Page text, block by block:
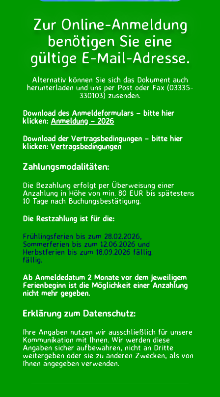
Zur Online-Anmeldung
benötigen Sie eine
gültige E-Mail-Adresse.
Alternativ können Sie sich das Dokument auch
herunterladen und uns per Post oder Fax (03335-
330103) zusenden.
Download des Anmeldeformulars – bitte hier
klicken: Anmeldung – 2026
Download der Vertragsbedingungen – bitte hier
klicken: Vertragsbedingungen
Zahlungsmodalitäten:
Die Bezahlung erfolgt per Überweisung einer
Anzahlung in Höhe von min. 80 EUR bis spätestens
10 Tage nach Buchungsbestätigung.
Die Restzahlung ist für die:
Frühlingsferien bis zum 28.02.2026,
Sommerferien bis zum 12.06.2026 und
Herbstferien bis zum 18.09.2026 fällig.
fällig.
Ab Anmeldedatum 2 Monate vor dem jeweiligem
Ferienbeginn ist die Möglichkeit einer Anzahlung
nicht mehr gegeben.
Erklärung zum Datenschutz:
Ihre Angaben nutzen wir ausschließlich für unsere
Kommunikation mit Ihnen. Wir werden diese
Angaben sicher aufbewahren, nicht an Dritte
weitergeben oder sie zu anderen Zwecken, als von
Ihnen angegeben verwenden.